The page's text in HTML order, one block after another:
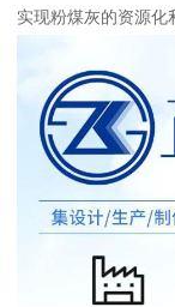
实现粉煤灰的资源化